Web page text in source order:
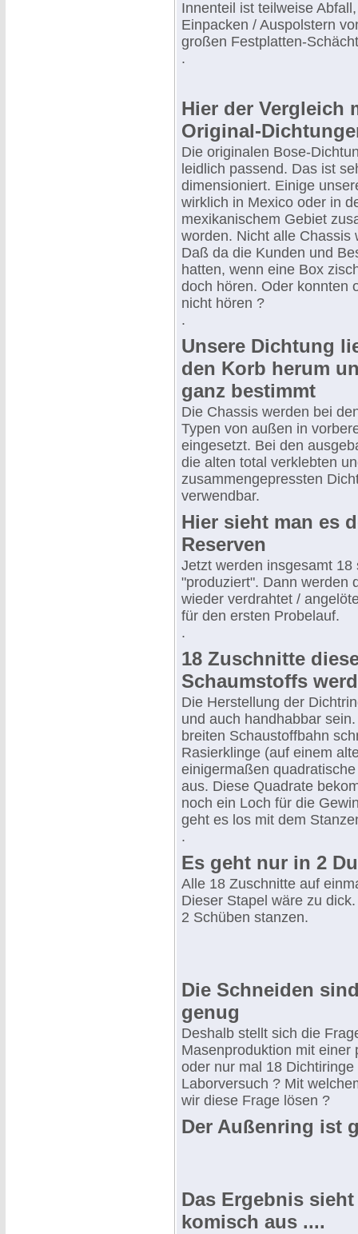
Innenteil ist teilweise
Einpacken / Auspolstern
großen Festplatten-
.
Hier der Vergleich
Original-
Die originalen Bose-
leidlich passend. Das ist
dimensioniert. Einige
wirklich in Mexico oder in
mexikanischem Gebiet
worden. Nicht alle Chassis
Daß da die Kunden und
hatten, wenn eine Box
doch hören. Oder konnten
nicht hören ?
.
Unsere Dichtung
den Korb herum
ganz bestimmt
Die Chassis werden bei
Typen von außen in
eingesetzt. Bei den
die alten total verklebten
zusammengepressten
verwendbar.
Hier sieht man es
Reserven
Jetzt werden insgesamt 18
"produziert". Dann werden
wieder verdrahtet /
für den ersten Probelauf.
.
18 Zuschnitte
Schaumstoffs
Die Herstellung der
und auch handhabbar
breiten Schaustoffbahn
Rasierklinge (auf einem
einigermaßen
aus. Diese Quadrate
noch ein Loch für die
geht es los mit dem
.
Es geht nur in 2
Alle 18 Zuschnitte auf
Dieser Stapel wäre zu
2 Schüben stanzen.
Die Schneiden
genug
Deshalb stellt sich die
Masenproduktion mit einer
oder nur mal 18
Laborversuch ? Mit
wir diese Frage lösen ?
Der Außenring ist
Das Ergebnis sieht
komisch aus ....